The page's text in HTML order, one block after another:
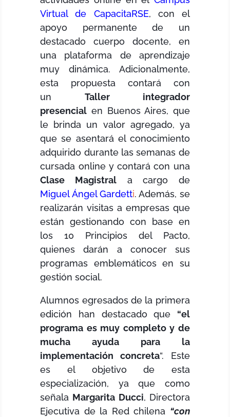
Virtual de CapacitaRSE, con el
apoyo permanente de un
destacado cuerpo docente, en
una plataforma de aprendizaje
muy dinámica. Adicionalmente,
esta propuesta contará con
un Taller integrador
presencial en Buenos Aires, que
le brinda un valor agregado, ya
que se asentará el conocimiento
adquirido durante las semanas de
cursada online y contará con una
Clase Magistrala cargo de
Miguel Ángel Gardetti. Además, se
realizarán visitas a empresas que
están gestionando con base en
los 10 Principios del Pacto,
quienes darán a conocer sus
programas emblemáticos en su
gestión social.
Alumnos egresados de la primera
edición han destacado que “el
programa es muy completo y de
mucha ayuda para la
implementación concreta“. Este
es el objetivo de esta
especialización, ya que como
señala Margarita Ducci, Directora
Ejecutiva de la Red chilena “con